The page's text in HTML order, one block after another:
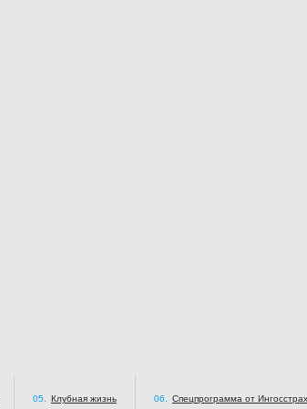
05. Клубная жизнь 06. Спецпрограмма от